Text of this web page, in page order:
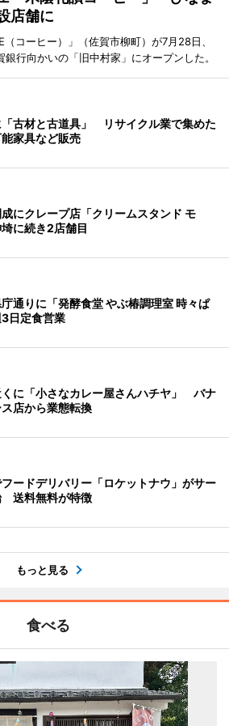
店舗に
コーヒー）」（佐賀市柳町）が7月28日、
行向かいの「旧中村家」にオープンした。
「古材と古道具」 リサイクル業で集めた
家具など販売
にクレープ店「クリームスタンド モ
に続き2店舗目
通りに「発酵食堂 やぶ椿調理室 時々ぱ
日定食営業
に「小さなカレー屋さんハチヤ」 バナ
店から業態転換
ードデリバリー「ロケットナウ」がサー
送料無料が特徴
もっと見る
食べる